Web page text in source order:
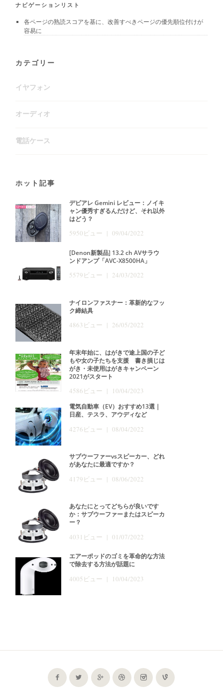
ナビゲーションリスト
各ページの熟読スコアを基に、改善すべきページの優先順位付けが
容易に
カテゴリー
イヤフォン
オーディオ
電話ケース
ホット記事
デビアレ Gemini レビュー：ノイキ
ャン優秀すぎるんだけど、それ以外
はどう？
5950ビュー | 09/04/2022
[Denon新製品] 13.2 ch AVサラウ
ンドアンプ「AVC-X8500HA」
5579ビュー | 24/03/2022
ナイロンファスナー：革新的なフッ
ク締結具
4863ビュー | 26/05/2022
年末年始に、はがきで途上国の子ど
もや女の子たちを支援 書き損じは
がき・未使用はがきキャンペーン
2021がスタート
4586ビュー | 10/04/2023
電気自動車（EV）おすすめ13選｜
日産、テスラ、アウディなど
4276ビュー | 08/04/2022
サブウーファーvsスピーカー、どれ
があなたに最適ですか？
4179ビュー | 08/06/2022
あなたにとってどちらが良いです
か：サブウーファーまたはスピーカ
ー？
4031ビュー | 01/07/2022
エアーポッドのゴミを革命的な方法
で除去する方法が話題に
4005ビュー | 10/04/2023